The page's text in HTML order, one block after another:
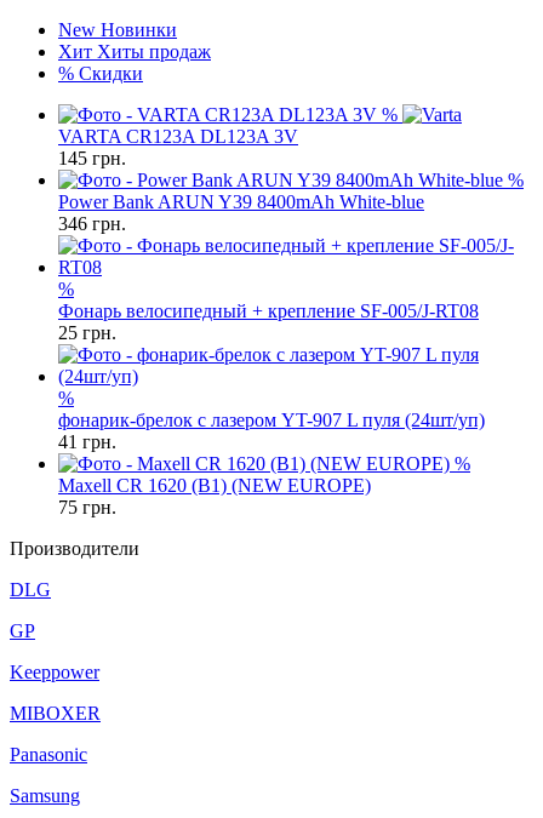
New Новинки
Хит Хиты продаж
% Скидки
%
VARTA CR123A DL123A 3V
145 грн.
%
Power Bank ARUN Y39 8400mAh White-blue
346 грн.
%
Фонарь велосипедный + крепление SF-005/J-RT08
25 грн.
%
фонарик-брелок с лазером YT-907 L пуля (24шт/уп)
41 грн.
%
Maxell CR 1620 (B1) (NEW EUROPE)
75 грн.
Производители
DLG
GP
Keeppower
MIBOXER
Panasonic
Samsung